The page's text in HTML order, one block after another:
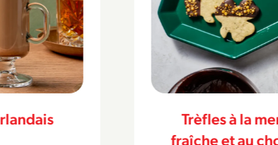
menthe
Farl à la patate